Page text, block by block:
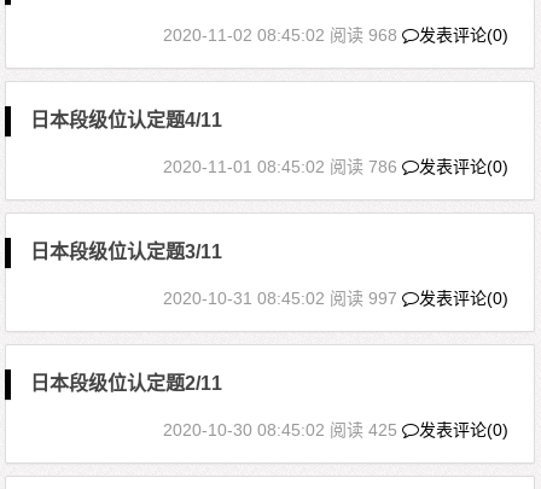
2020-11-02 08:45:02 阅读 968 发表评论(0)
日本段级位认定题4/11
2020-11-01 08:45:02 阅读 786 发表评论(0)
日本段级位认定题3/11
2020-10-31 08:45:02 阅读 997 发表评论(0)
日本段级位认定题2/11
2020-10-30 08:45:02 阅读 425 发表评论(0)